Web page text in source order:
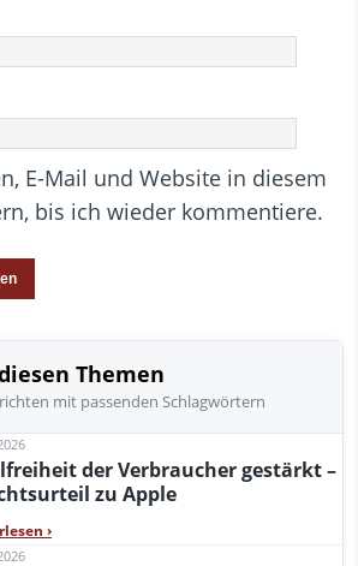
E-Mail und Website in diesem
bis ich wieder kommentiere.
Themen
mit passenden Schlagwörtern
der Verbraucher gestärkt –
zu Apple
›